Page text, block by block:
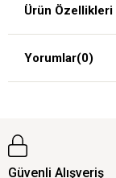
Ürün Özellikleri
Yorumlar(0)
Güvenli Alışveriş